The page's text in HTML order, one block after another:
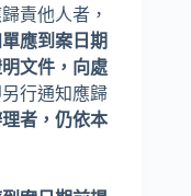
責他人者，
應到案日期
文件，向處
另行通知應歸
者，仍依本